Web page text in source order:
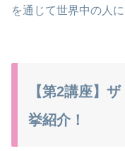
を通じて世界中の人
【第2講座】
挙紹介！